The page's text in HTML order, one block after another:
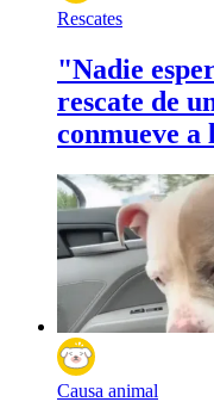
Rescates
"Nadie
rescate de
conmueve a
Causa animal